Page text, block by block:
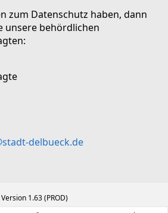
zum Datenschutz haben, dann
unsere behördlichen
delbueck.de
Version 1.63 (PROD)